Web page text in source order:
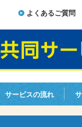
よくあるご質問
サービスの流れ